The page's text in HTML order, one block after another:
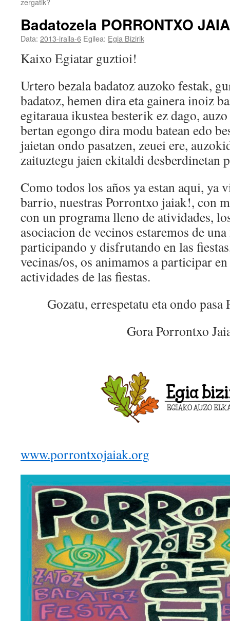
Badatozela PORRONTXO
Data: 2013-iraila-6 Egilea: Egia Bizirik
Kaixo Egiatar guztioi!
Urtero bezala badatoz auzoko festak,
badatoz, hemen dira eta gainera inoiz
egitaraua ikustea besterik ez dago,
bertan egongo dira modu batean edo
jaietan ondo pasatzen, zeuei ere,
zaituztegu jaien ekitaldi desberdinetan
Como todos los años ya estan aqui, ya
barrio, nuestras Porrontxo jaiak!, con
con un programa lleno de atividades,
asociacion de vecinos estaremos de
participando y disfrutando en las
vecinas/os, os animamos a participar
actividades de las fiestas.
Gozatu, errespetatu eta ondo
Gora Porrontxo
www.porrontxojaiak.org